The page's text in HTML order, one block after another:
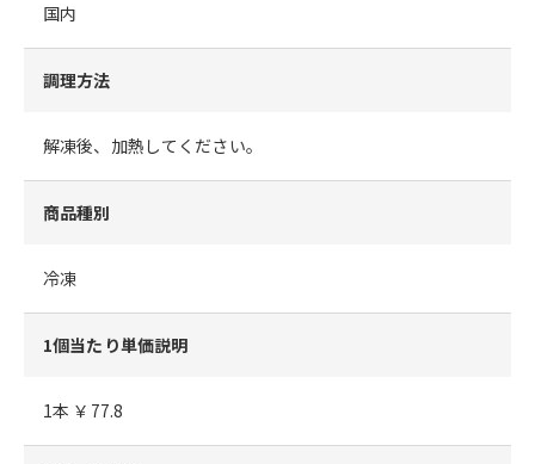
国内
調理方法
解凍後、加熱してください。
商品種別
冷凍
1個当たり単価説明
1本 ￥77.8